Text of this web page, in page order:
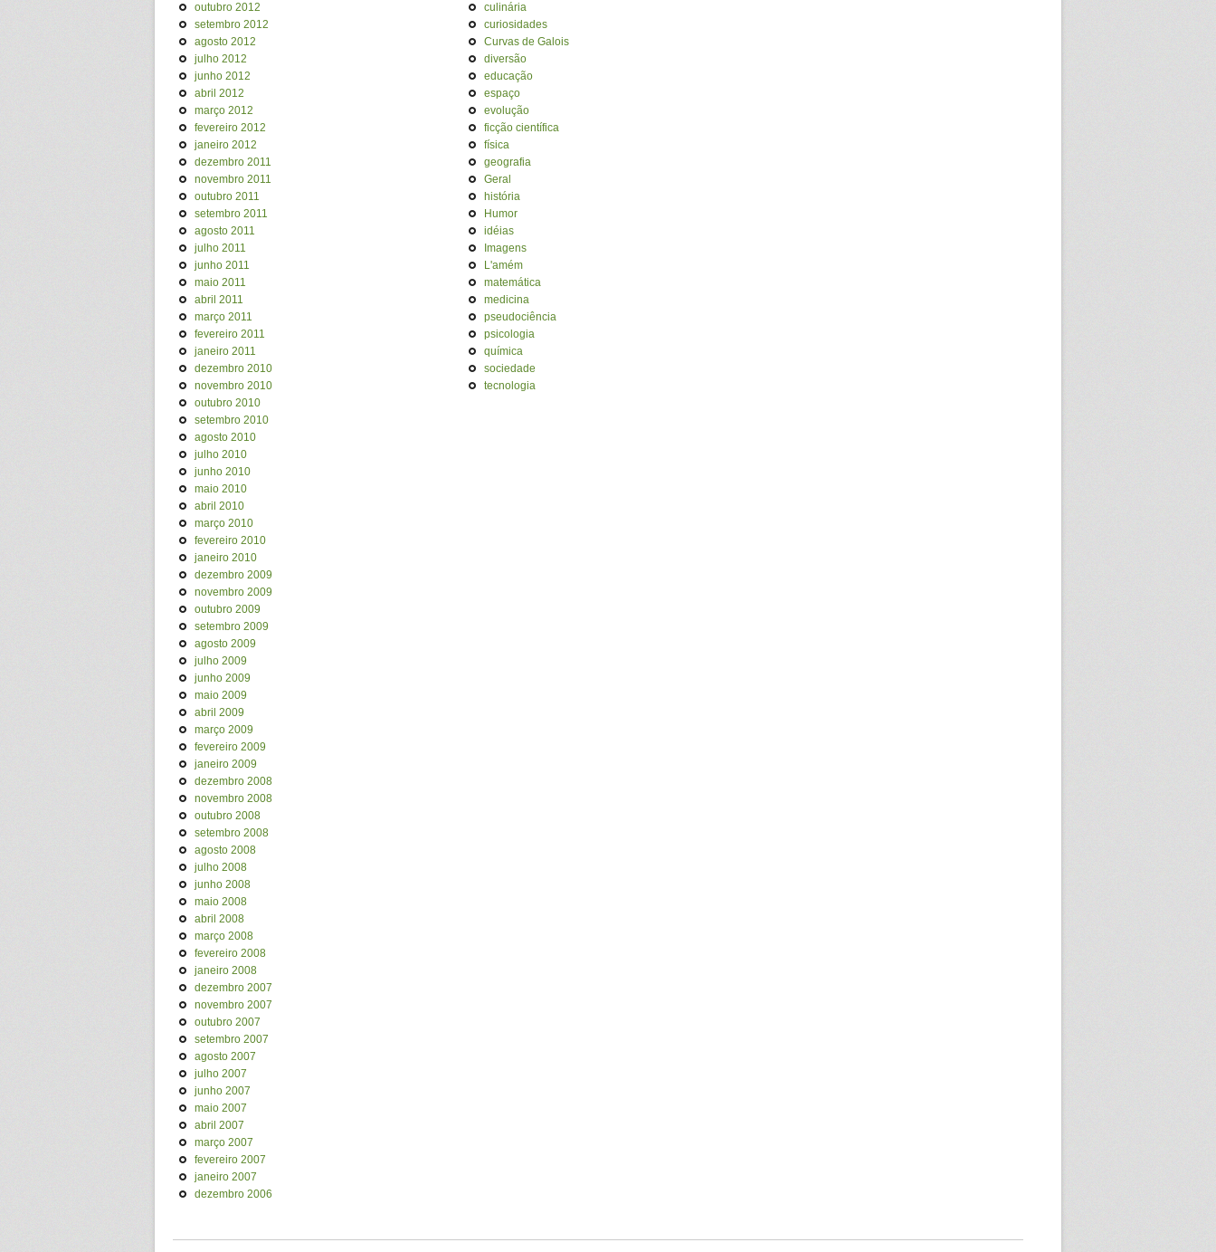
outubro 2012
setembro 2012
agosto 2012
julho 2012
junho 2012
abril 2012
março 2012
fevereiro 2012
janeiro 2012
dezembro 2011
novembro 2011
outubro 2011
setembro 2011
agosto 2011
julho 2011
junho 2011
maio 2011
abril 2011
março 2011
fevereiro 2011
janeiro 2011
dezembro 2010
novembro 2010
outubro 2010
setembro 2010
agosto 2010
julho 2010
junho 2010
maio 2010
abril 2010
março 2010
fevereiro 2010
janeiro 2010
dezembro 2009
novembro 2009
outubro 2009
setembro 2009
agosto 2009
julho 2009
junho 2009
maio 2009
abril 2009
março 2009
fevereiro 2009
janeiro 2009
dezembro 2008
novembro 2008
outubro 2008
setembro 2008
agosto 2008
julho 2008
junho 2008
maio 2008
abril 2008
março 2008
fevereiro 2008
janeiro 2008
dezembro 2007
novembro 2007
outubro 2007
setembro 2007
agosto 2007
julho 2007
junho 2007
maio 2007
abril 2007
março 2007
fevereiro 2007
janeiro 2007
dezembro 2006
culinária
curiosidades
Curvas de Galois
diversão
educação
espaço
evolução
ficção científica
física
geografia
Geral
história
Humor
idéias
Imagens
L'amém
matemática
medicina
pseudociência
psicologia
química
sociedade
tecnologia